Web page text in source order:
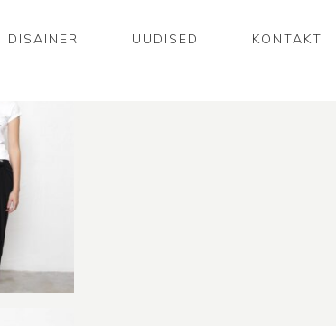
DISAINER UUDISED KONTAKT